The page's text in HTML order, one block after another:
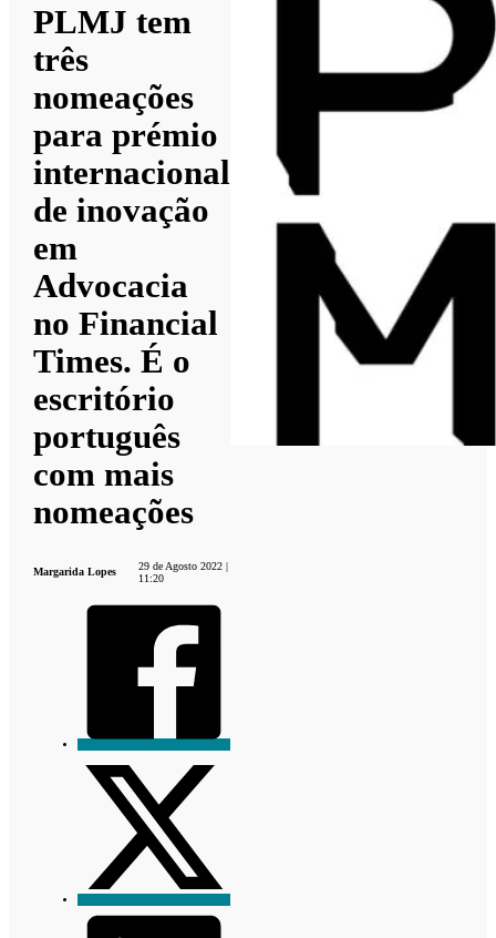
PLMJ tem
três
nomeações
para prémio
internacional
de inovação
em
Advocacia
no Financial
Times. É o
escritório
português
com mais
nomeações
Margarida Lopes
29 de Agosto 2022 |
11:20